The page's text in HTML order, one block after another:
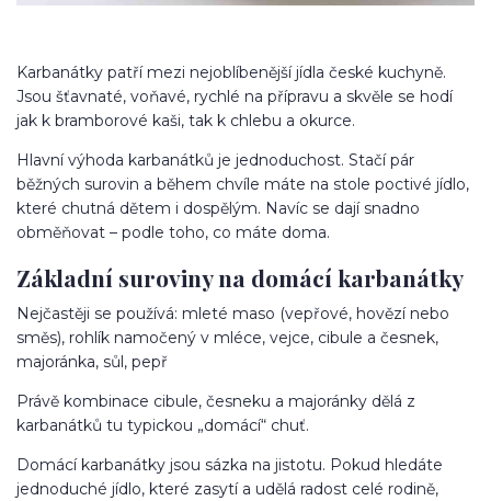
Karbanátky patří mezi nejoblíbenější jídla české kuchyně.
Jsou šťavnaté, voňavé, rychlé na přípravu a skvěle se hodí
jak k bramborové kaši, tak k chlebu a okurce.
Hlavní výhoda karbanátků je jednoduchost. Stačí pár
běžných surovin a během chvíle máte na stole poctivé jídlo,
které chutná dětem i dospělým. Navíc se dají snadno
obměňovat – podle toho, co máte doma.
Základní suroviny na domácí karbanátky
Nejčastěji se používá: mleté maso (vepřové, hovězí nebo
směs), rohlík namočený v mléce, vejce, cibule a česnek,
majoránka, sůl, pepř
Právě kombinace cibule, česneku a majoránky dělá z
karbanátků tu typickou „domácí“ chuť.
Domácí karbanátky jsou sázka na jistotu. Pokud hledáte
jednoduché jídlo, které zasytí a udělá radost celé rodině,